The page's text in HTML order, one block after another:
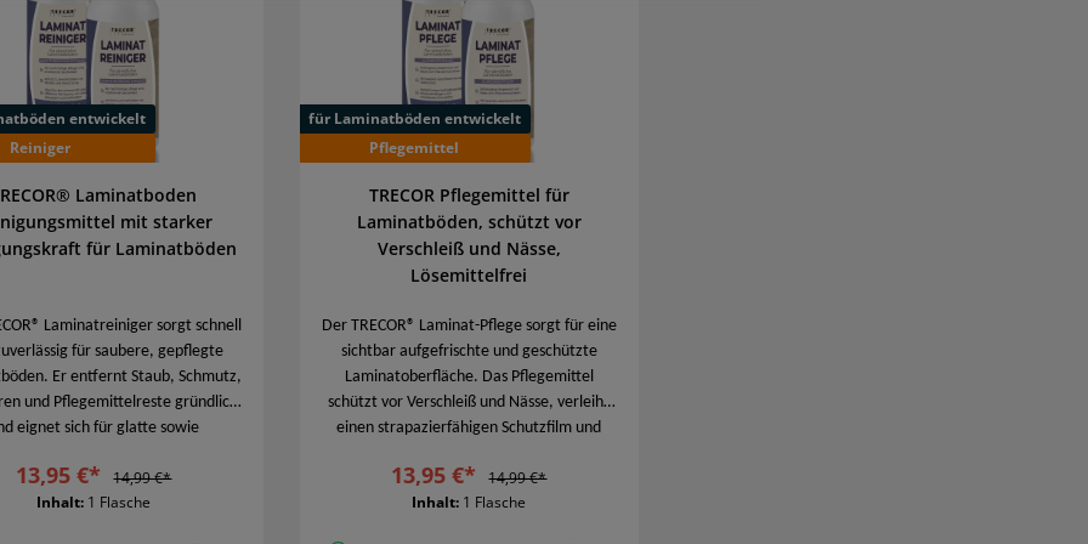
entwickelt
Reiniger
Laminatboden
mit starker
für Laminatböden
Laminatreiniger sorgt schnell
für saubere, gepflegte
Staub, Schmutz,
und Pflegemittelreste gründlich
eignet sich für glatte sowie
Reinigung und zur
Vorbereitung vor weiteren
13,95 €*
14,99 €*
Inhalt: 1 Flasche
für Laminatböden entwickelt
Pflegemittel
TRECOR Pflegemittel für
Laminatböden, schützt vor
Verschleiß und Nässe,
Lösemittelfrei
Der TRECOR® Laminat-Pflege sorgt für eine
sichtbar aufgefrischte und geschützte
Laminatoberfläche. Das Pflegemittel
schützt vor Verschleiß und Nässe, verleiht
einen strapazierfähigen Schutzfilm und
ausgleichen. Geeignet für glatte und
strukturierte Laminatböden.
13,95 €*
14,99 €*
Inhalt: 1 Flasche